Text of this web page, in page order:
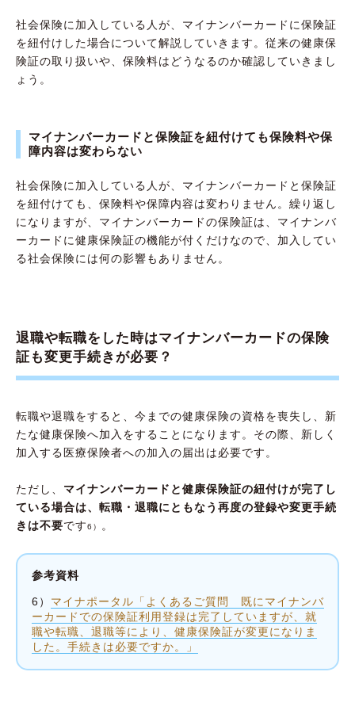
社会保険に加入している人が、マイナンバーカードに保険証
を紐付けした場合について解説していきます。従来の健康保
険証の取り扱いや、保険料はどうなるのか確認していきまし
ょう。
マイナンバーカードと保険証を紐付けても保険料や保
障内容は変わらない
社会保険に加入している人が、マイナンバーカードと保険証
を紐付けても、保険料や保障内容は変わりません。繰り返し
になりますが、マイナンバーカードの保険証は、マイナンバ
ーカードに健康保険証の機能が付くだけなので、加入してい
る社会保険には何の影響もありません。
退職や転職をした時はマイナンバーカードの保険
証も変更手続きが必要？
転職や退職をすると、今までの健康保険の資格を喪失し、新
たな健康保険へ加入をすることになります。その際、新しく
加入する医療保険者への加入の届出は必要です。
ただし、 マイナンバーカードと健康保険証の紐付けが完了し
ている場合は、転職・退職にともなう再度の登録や変更手続
きは不要です6） 。
参考資料
6） マイナポータル「よくあるご質問 既にマイナンバ
ーカードでの保険証利用登録は完了していますが、就
職や転職、退職等により、健康保険証が変更になりま
した。手続きは必要ですか。」